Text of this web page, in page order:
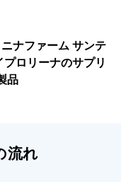
ニナファーム サンテ
プロリーナのサプリ
品
流れ